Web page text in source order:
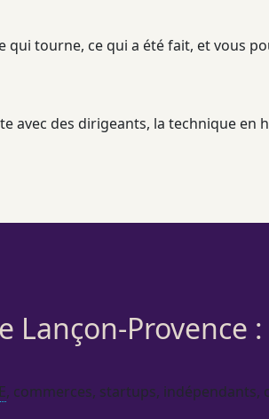
qui tourne, ce qui a été fait, et vous
avec des dirigeants, la technique en
Lançon-Provence
, commerces, startups,